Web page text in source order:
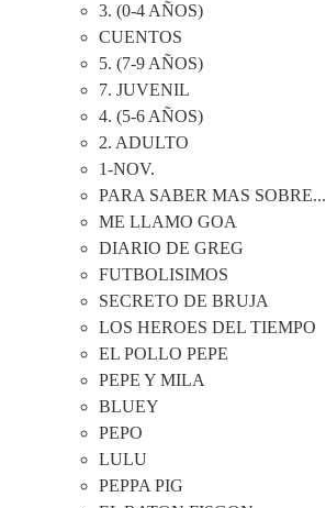
3. (0-4 AÑOS)
CUENTOS
5. (7-9 AÑOS)
7. JUVENIL
4. (5-6 AÑOS)
2. ADULTO
1-NOV.
PARA SABER MAS SOBRE...
ME LLAMO GOA
DIARIO DE GREG
FUTBOLISIMOS
SECRETO DE BRUJA
LOS HEROES DEL TIEMPO
EL POLLO PEPE
PEPE Y MILA
BLUEY
PEPO
LULU
PEPPA PIG